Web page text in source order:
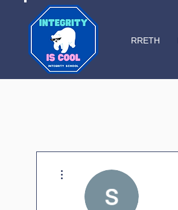
RRETH